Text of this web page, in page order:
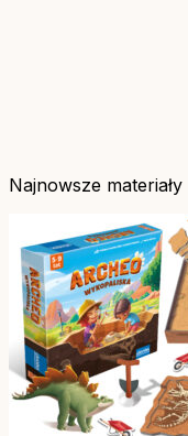
Najnowsze materiały